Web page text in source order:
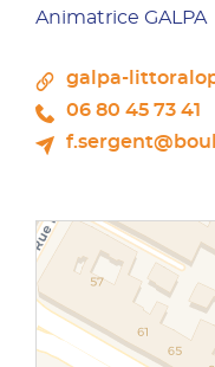
Animatrice GALPA
galpa-
06 80 45 73 41